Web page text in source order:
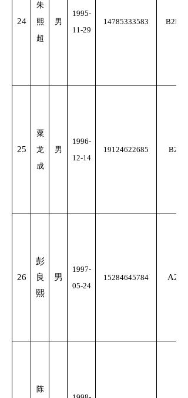
24
朱
熙
超
男
1995-
11-29
14785333583 B2D
25
粟
龙
成
男
1996-
12-14
19124622685 B2
26
彭
良
熙
男
1997-
05-24
15284645784 A2
陈